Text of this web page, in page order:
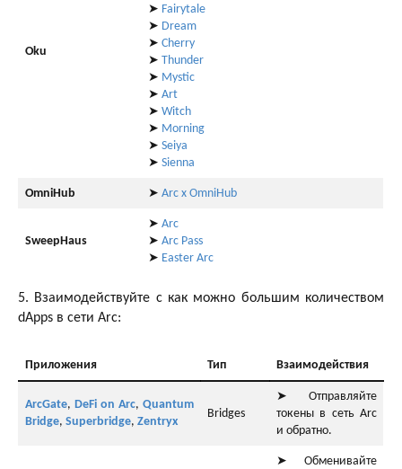
Oku
➤ Fairytale
➤ Dream
➤ Cherry
➤ Thunder
➤ Mystic
➤ Art
➤ Witch
➤ Morning
➤ Seiya
➤ Sienna
OmniHub ➤ Arc x OmniHub
SweepHaus
➤ Arc
➤ Arc Pass
➤ Easter Arc
5. Взаимодействуйте с как можно большим количеством
dApps в сети Arc:
Приложения Тип Взаимодействия
ArcGate, DeFi on Arc, Quantum
Bridge, Superbridge, Zentryx
Bridges
➤ Отправляйте
токены в сеть Arc
и обратно.
➤ Обменивайте